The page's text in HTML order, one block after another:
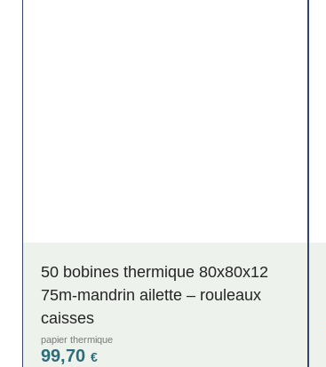
50 bobines thermique 80x80x12
75m-mandrin ailette – rouleaux
caisses
papier thermique
99,70 €